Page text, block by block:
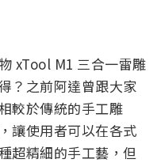
xTool M1 三合一雷雕
？之前阿達曾跟大家
較於傳統的手工雕
讓使用者可以在各式
超精細的手工藝，但